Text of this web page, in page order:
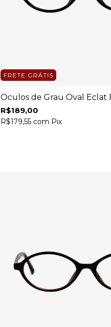
FRETE GRÁTIS
Óculos de Grau Oval Eclat
R$189,00
R$179,55 com Pix